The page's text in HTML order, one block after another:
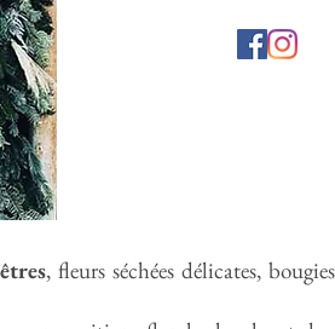
, fleurs séchées délicates,